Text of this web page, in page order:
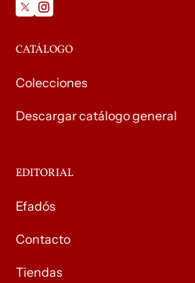
CATÁLOGO
Colecciones
Descargar catálogo general
EDITORIAL
Efadós
Contacto
Tiendas